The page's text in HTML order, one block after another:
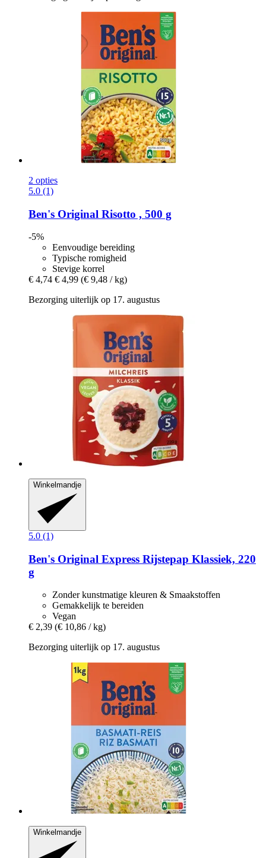
2 opties
5.0 (1)
Ben's Original Risotto , 500 g
-5%
Eenvoudige bereiding
Typische romigheid
Stevige korrel
€ 4,74 € 4,99 (€ 9,48 / kg)
Bezorging uiterlijk op 17. augustus
Winkelmandje
5.0 (1)
Ben's Original Express Rijstepap Klassiek, 220
g
Zonder kunstmatige kleuren & Smaakstoffen
Gemakkelijk te bereiden
Vegan
€ 2,39 (€ 10,86 / kg)
Bezorging uiterlijk op 17. augustus
Winkelmandje